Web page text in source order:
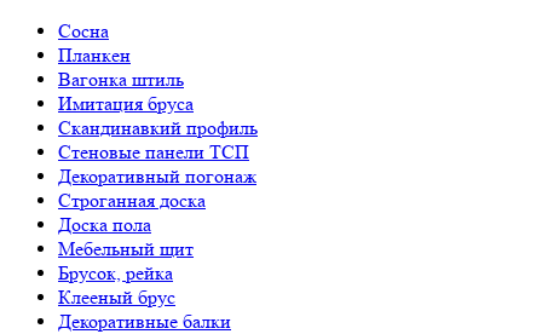
Сосна
Планкен
Вагонка штиль
Имитация бруса
Скандинавкий профиль
Стеновые панели ТСП
Декоративный погонаж
Строганная доска
Доска пола
Мебельный щит
Брусок, рейка
Клееный брус
Декоративные балки